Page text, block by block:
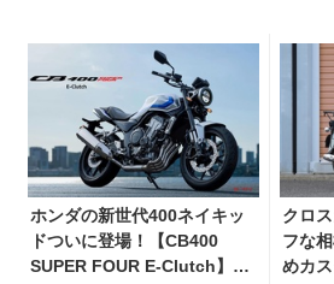
ホンダの新世代400ネイキッ
ドついに登場！【CB400
SUPER FOUR E-Clutch】8
クロ
フな
めカ